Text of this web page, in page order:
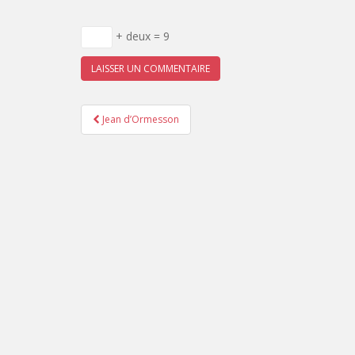
+ deux = 9
Pagination
d'article
Jean d’Ormesson